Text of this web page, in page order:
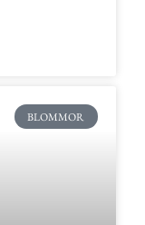
BLOMMOR